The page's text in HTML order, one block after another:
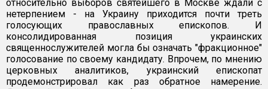
относительно выборов святейшего в Москве ждали с
нетерпением - на Украину приходится почти треть
голосующих православных епископов. И
консолидированная позиция украинских
священнослужителей могла бы означать "фракционное"
голосование по своему кандидату. Впрочем, по мнению
церковных аналитиков, украинский епископат
продемонстрировал как раз обратное намерение.